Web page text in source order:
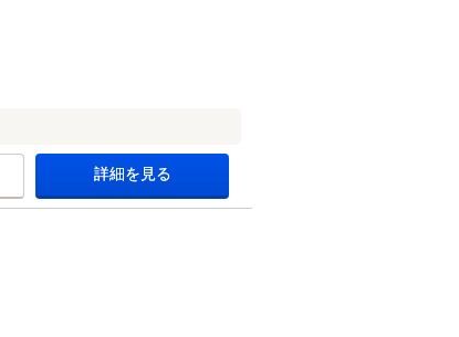
詳細を見る